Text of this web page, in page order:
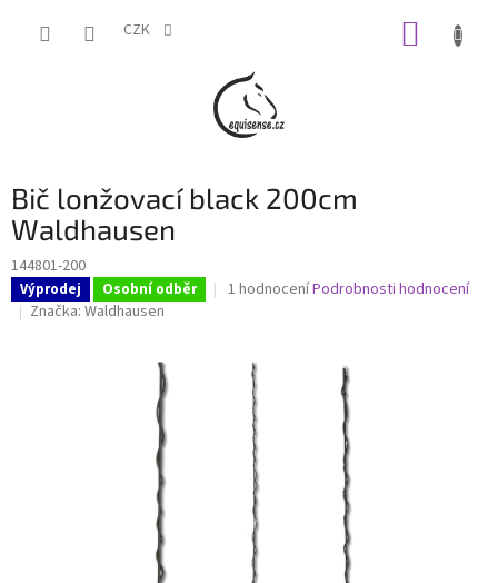
CZK
Bič lonžovací black 200cm
Waldhausen
144801-200
Výprodej Osobní odběr
Průměrné
hvězdiček.
1 hodnoceníPodrobnosti hodnocení
Značka: Waldhausen